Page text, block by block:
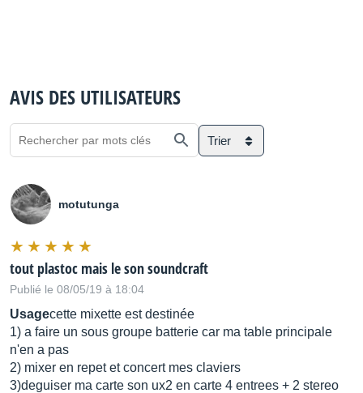
AVIS DES UTILISATEURS
Trier
motutunga
tout plastoc mais le son soundcraft
Publié le 08/05/19 à 18:04
Usagecette mixette est destinée
1) a faire un sous groupe batterie car ma table principale
n'en a pas
2) mixer en repet et concert mes claviers
3)deguiser ma carte son ux2 en carte 4 entrees + 2 stereo